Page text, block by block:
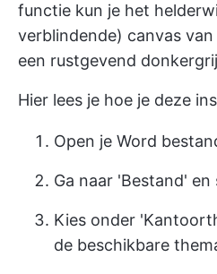
functie kun je het
verblindende) canvas
een rustgevend
Hier lees je hoe je deze
Open je Word
Ga naar 'Bestand'
Kies onder
de beschikbare